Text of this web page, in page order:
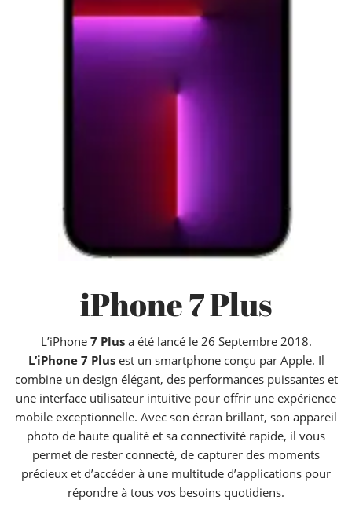
iPhone 7 Plus
L’iPhone 7 Plusa été lancé le 26 Septembre 2018.
L’iPhone 7 Plusest un smartphone conçu par Apple. Il
combine un design élégant, des performances puissantes et
une interface utilisateur intuitive pour offrir une expérience
mobile exceptionnelle. Avec son écran brillant, son appareil
photo de haute qualité et sa connectivité rapide, il vous
permet de rester connecté, de capturer des moments
précieux et d’accéder à une multitude d’applications pour
répondre à tous vos besoins quotidiens.